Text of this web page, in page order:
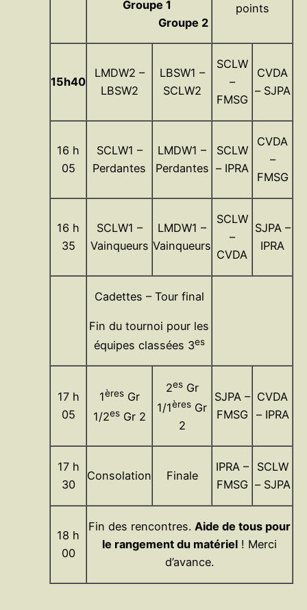
Groupe 1
Groupe 2
points
15h40
LMDW2 –
LBSW2
LBSW1 –
SCLW2
SCLW
–
FMSG
CVDA
– SJPA
16 h
05
SCLW1 –
Perdantes
LMDW1 –
Perdantes
SCLW
– IPRA
CVDA
–
FMSG
16 h
35
SCLW1 –
Vainqueurs
LMDW1 –
Vainqueurs
SCLW
–
CVDA
SJPA –
IPRA
Cadettes – Tour final
Fin du tournoi pour les
équipes classées 3es
17 h
05
1èresGr
1/2esGr 2
2esGr
1/1ères Gr
2
SJPA –
FMSG
CVDA
– IPRA
17 h
30
Consolation Finale
IPRA –
FMSG
SCLW
– SJPA
18 h
00
Fin des rencontres. Aide de tous pour
le rangement du matériel ! Merci
d’avance.